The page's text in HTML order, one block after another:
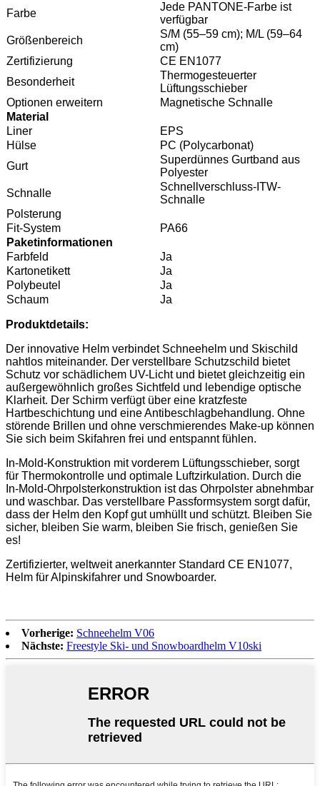
Farbe
Jede PANTONE-Farbe ist
verfügbar
Größenbereich
S/M (55–59 cm); M/L (59–64
cm)
Zertifizierung
CE EN1077
Besonderheit
Thermogesteuerter
Lüftungsschieber
Optionen erweitern
Magnetische Schnalle
Material
Liner
EPS
Hülse
PC (Polycarbonat)
Gurt
Superdünnes Gurtband aus
Polyester
Schnalle
Schnellverschluss-ITW-
Schnalle
Polsterung
Fit-System
PA66
Paketinformationen
Farbfeld
Ja
Kartonetikett
Ja
Polybeutel
Ja
Schaum
Ja
Produktdetails:
Der innovative Helm verbindet Schneehelm und Skischild
nahtlos miteinander. Der verstellbare Schutzschild bietet
Schutz vor schädlichem UV-Licht und bietet gleichzeitig ein
außergewöhnlich großes Sichtfeld und lebendige optische
Klarheit. Der Schirm verfügt über eine kratzfeste
Hartbeschichtung und eine Antibeschlagbehandlung. Ohne
störende Brillen und ohne verschmierendes Make-up können
Sie sich beim Skifahren frei und entspannt fühlen.
In-Mold-Konstruktion mit vorderem Lüftungsschieber, sorgt
für Thermokontrolle und optimale Luftzirkulation. Durch die
In-Mold-Ohrpolsterkonstruktion ist das Ohrpolster abnehmbar
und waschbar. Das verstellbare Passformsystem sorgt dafür,
dass der Helm den Kopf gut umhüllt und schützt. Bleiben Sie
sicher, bleiben Sie warm, bleiben Sie frisch, genießen Sie
es!
Zertifizierter, weltweit anerkannter Standard CE EN1077,
Helm für Alpinskifahrer und Snowboarder.
Vorherige: Schneehelm V06
Nächste: Freestyle Ski- und Snowboardhelm V10ski